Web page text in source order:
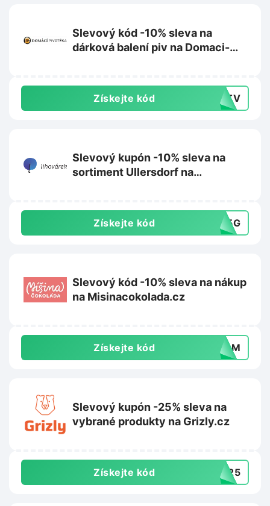
Slevový kód -10% sleva na
dárková balení piv na Domaci-
Získejte kód FUTV
Slevový kupón -10% sleva na
sortiment Ullersdorf na
Získejte kód 535G
Slevový kód -10% sleva na nákup
na Misinacokolada.cz
Získejte kód HZ8M
Slevový kupón -25% sleva na
vybrané produkty na Grizly.cz
Získejte kód OL25